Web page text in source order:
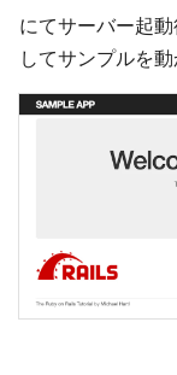
にてサーバー起動
してサンプルを